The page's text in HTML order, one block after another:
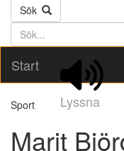
Sök
Söktext
Start
Lyssna
Sport
Marit